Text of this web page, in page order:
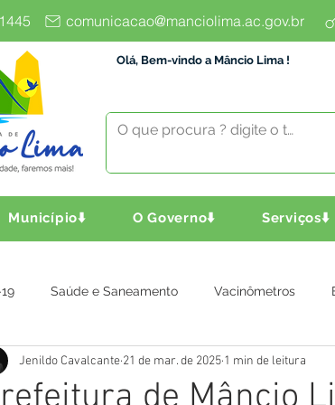
comunicacao@manciolima.ac.gov.br
Olá, Bem-vindo a Mâncio Lima !
Município⬇️ O Governo⬇️ Serviços⬇️
Saúde e Saneamento Vacinômetros
Infra, Obra e Transporte Assistência
Jenildo Cavalcante 21 de mar. de 2025 1 min de leitura